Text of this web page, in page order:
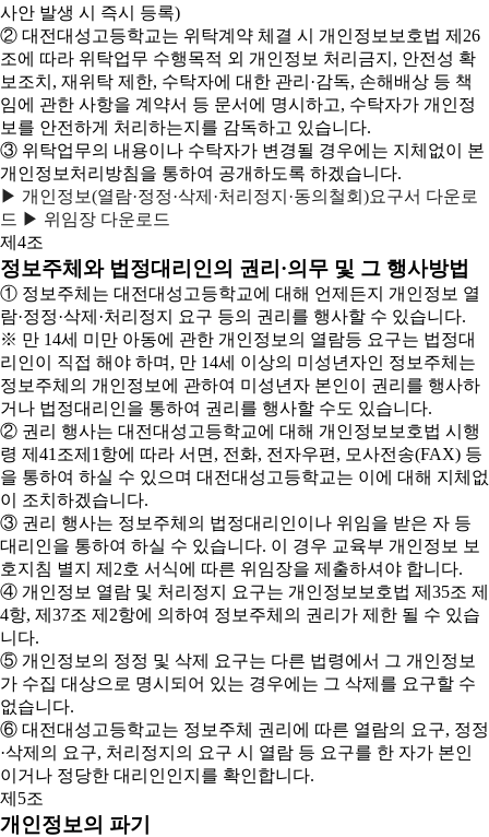
사안 발생 시 즉시 등록)
② 대전대성고등학교는 위탁계약 체결 시 개인정보보호법 제26
조에 따라 위탁업무 수행목적 외 개인정보 처리금지, 안전성 확
보조치, 재위탁 제한, 수탁자에 대한 관리·감독, 손해배상 등 책
임에 관한 사항을 계약서 등 문서에 명시하고, 수탁자가 개인정
보를 안전하게 처리하는지를 감독하고 있습니다.
③ 위탁업무의 내용이나 수탁자가 변경될 경우에는 지체없이 본
개인정보처리방침을 통하여 공개하도록 하겠습니다.
▶ 개인정보(열람·정정·삭제·처리정지·동의철회)요구서 다운로
드 ▶ 위임장 다운로드
제4조
정보주체와 법정대리인의 권리·의무 및 그 행사방법
① 정보주체는 대전대성고등학교에 대해 언제든지 개인정보 열
람·정정·삭제·처리정지 요구 등의 권리를 행사할 수 있습니다.
※ 만 14세 미만 아동에 관한 개인정보의 열람등 요구는 법정대
리인이 직접 해야 하며, 만 14세 이상의 미성년자인 정보주체는
정보주체의 개인정보에 관하여 미성년자 본인이 권리를 행사하
거나 법정대리인을 통하여 권리를 행사할 수도 있습니다.
② 권리 행사는 대전대성고등학교에 대해 개인정보보호법 시행
령 제41조제1항에 따라 서면, 전화, 전자우편, 모사전송(FAX) 등
을 통하여 하실 수 있으며 대전대성고등학교는 이에 대해 지체없
이 조치하겠습니다.
③ 권리 행사는 정보주체의 법정대리인이나 위임을 받은 자 등
대리인을 통하여 하실 수 있습니다. 이 경우 교육부 개인정보 보
호지침 별지 제2호 서식에 따른 위임장을 제출하셔야 합니다.
④ 개인정보 열람 및 처리정지 요구는 개인정보보호법 제35조 제
4항, 제37조 제2항에 의하여 정보주체의 권리가 제한 될 수 있습
니다.
⑤ 개인정보의 정정 및 삭제 요구는 다른 법령에서 그 개인정보
가 수집 대상으로 명시되어 있는 경우에는 그 삭제를 요구할 수
없습니다.
⑥ 대전대성고등학교는 정보주체 권리에 따른 열람의 요구, 정정
·삭제의 요구, 처리정지의 요구 시 열람 등 요구를 한 자가 본인
이거나 정당한 대리인인지를 확인합니다.
제5조
개인정보의 파기